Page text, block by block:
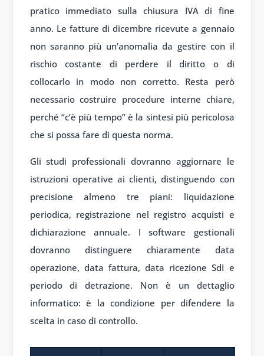
pratico immediato sulla chiusura IVA di fine
anno. Le fatture di dicembre ricevute a gennaio
non saranno più un’anomalia da gestire con il
rischio costante di perdere il diritto o di
collocarlo in modo non corretto. Resta però
necessario costruire procedure interne chiare,
perché “c’è più tempo” è la sintesi più pericolosa
che si possa fare di questa norma.
Gli studi professionali dovranno aggiornare le
istruzioni operative ai clienti, distinguendo con
precisione almeno tre piani: liquidazione
periodica, registrazione nel registro acquisti e
dichiarazione annuale. I software gestionali
dovranno distinguere chiaramente data
operazione, data fattura, data ricezione SdI e
periodo di detrazione. Non è un dettaglio
informatico: è la condizione per difendere la
scelta in caso di controllo.